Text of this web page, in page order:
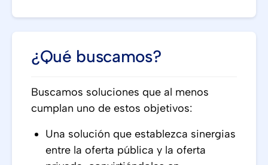
¿Qué buscamos?
Buscamos soluciones que al menos
cumplan uno de estos objetivos:
Una solución que establezca sinergias
entre la oferta pública y la oferta